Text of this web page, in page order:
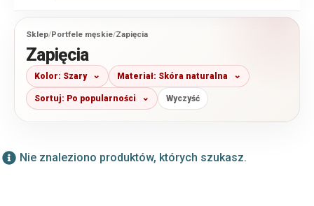
Sklep/Portfele męskie/Zapięcia
Zapięcia
Kolor: Szary Materiał: Skóra naturalna
Sortuj: Po popularności Wyczyść
Nie znaleziono produktów, których szukasz.